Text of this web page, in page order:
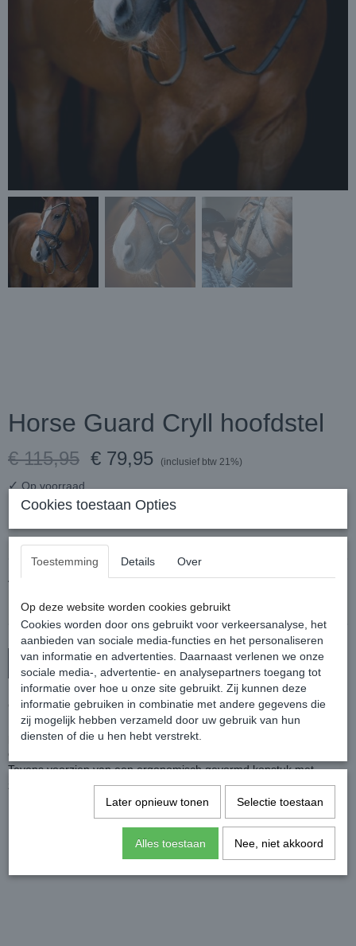
Horse Guard Cryll hoofdstel
€ 115,95 € 79,95 (inclusief btw 21%)
✓ Op voorraad
Maat
Aantal
In winkelwagen
Chique leren hoofdstel met gecombineerde neusriem.
De anatomisch aansnoer neusriem is voorzien van een zachte
padding en heeft aan de onder- en bovenkant een elegante
glitterafwerking.
Tevens voorzien van een ergonomisch gevormd kopstuk met
zachte padding voor optimaal comfort.
De gebogen frontriem is voorzien van glimmende steentjes.
Blinde sluitingen aan bakstukken en teugels.
Cookies toestaan Opties
Toestemming Details Over
Op deze website worden cookies gebruikt
Cookies worden door ons gebruikt voor verkeersanalyse, het
aanbieden van sociale media-functies en het personaliseren
van informatie en advertenties. Daarnaast verlenen we onze
sociale media-, advertentie- en analysepartners toegang tot
informatie over hoe u onze site gebruikt. Zij kunnen deze
informatie gebruiken in combinatie met andere gegevens die
zij mogelijk hebben verzameld door uw gebruik van hun
diensten of die u hen hebt verstrekt.
Later opnieuw tonen Selectie toestaan
Alles toestaan Nee, niet akkoord